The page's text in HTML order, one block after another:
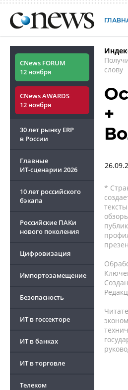
CNews FORUM
12 ноября
CNews AWARDS
12 ноября
30 лет рынку ERP
в России
Главные
ИТ-сценарии 2026
10 лет российского
бэкапа
Российские ПАКи
нового поколения
Цифровизация
Импортозамещение
Безопасность
ИТ в госсекторе
ИТ в банках
ИТ в торговле
Телеком
слову
+
*